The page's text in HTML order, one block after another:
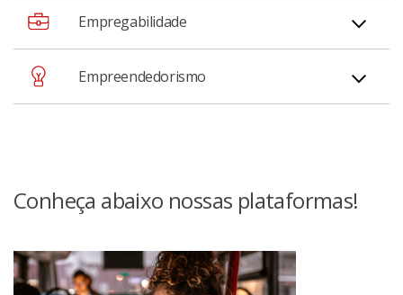
Na plataforma global de aprendizagem, oferecemos,
setor e mais de mil universidades no mundo,
impulsionando o acesso ao conhecimento,
Empregabilidade
Conectamos talentos ao mercado de trabalho através
Empreendedorismo
desde o lançamento ao mercado de projetos
médias empresas (PMEs).
Conheça abaixo nossas plataformas!